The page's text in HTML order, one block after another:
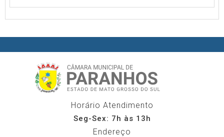
Horário Atendimento
Seg-Sex: 7h às 13h
Endereço